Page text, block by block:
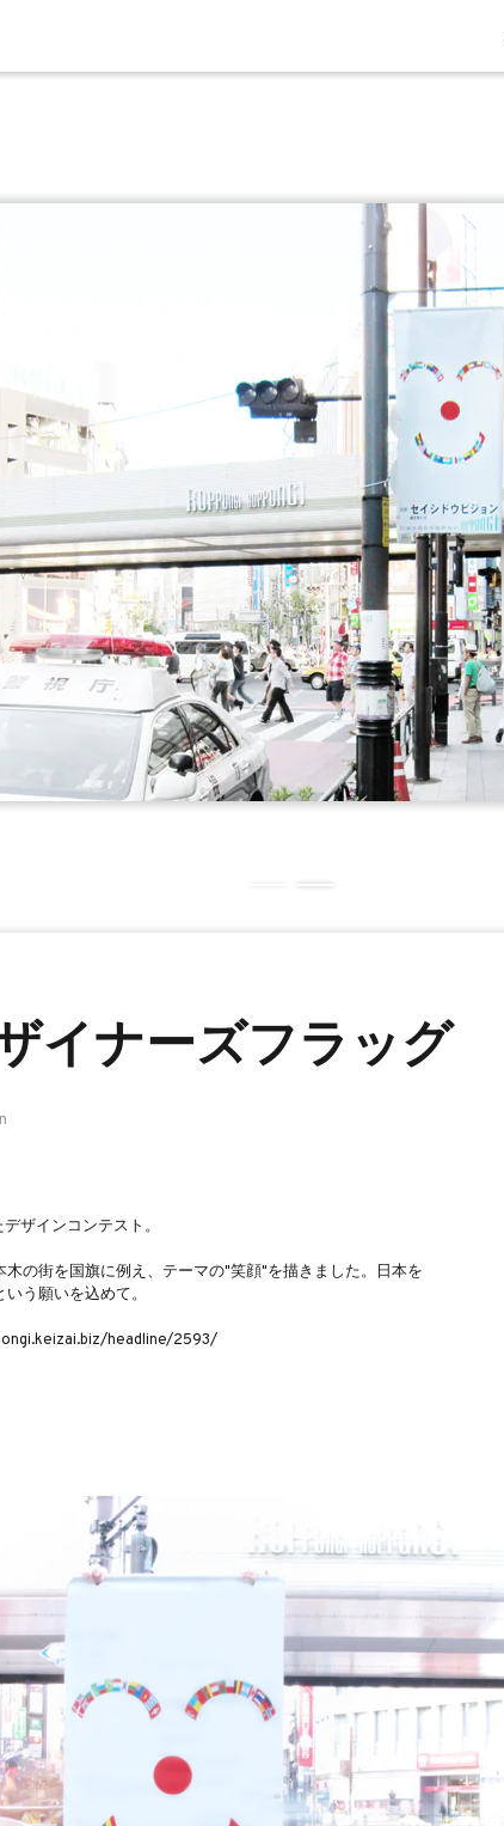
イナーズフラッグ
ザインコンテスト。
木の街を国旗に例え、テーマの"笑顔"を描きました。日本を
う願いを込めて。
headline/2593/